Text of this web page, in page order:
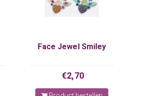
Face Jewel Smiley
€2,70